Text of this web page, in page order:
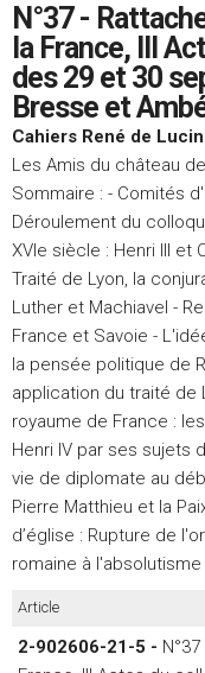
N°37 -
la France, III
des 29 et 30
Bresse et
Cahiers René de
Les Amis du château
Sommaire : - Comités
Déroulement du
XVIe siècle : Henri III et
Traité de Lyon, la
Luther et Machiavel -
France et Savoie -
la pensée politique de
application du traité de
royaume de France :
Henri IV par ses sujets
vie de diplomate au
Pierre Matthieu et la
d’église : Rupture de
romaine à
Article
2-902606-21-5 -